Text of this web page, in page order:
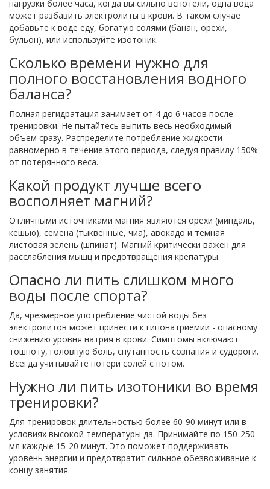
нагрузки более часа, когда вы сильно вспотели, одна вода
может разбавить электролиты в крови. В таком случае
добавьте к воде еду, богатую солями (банан, орехи,
бульон), или используйте изотоник.
Сколько времени нужно для
полного восстановления водного
баланса?
Полная регидратация занимает от 4 до 6 часов после
тренировки. Не пытайтесь выпить весь необходимый
объем сразу. Распределите потребление жидкости
равномерно в течение этого периода, следуя правилу 150%
от потерянного веса.
Какой продукт лучше всего
восполняет магний?
Отличными источниками магния являются орехи (миндаль,
кешью), семена (тыквенные, чиа), авокадо и темная
листовая зелень (шпинат). Магний критически важен для
расслабления мышц и предотвращения крепатуры.
Опасно ли пить слишком много
воды после спорта?
Да, чрезмерное употребление чистой воды без
электролитов может привести к гипонатриемии - опасному
снижению уровня натрия в крови. Симптомы включают
тошноту, головную боль, спутанность сознания и судороги.
Всегда учитывайте потери солей с потом.
Нужно ли пить изотоники во время
тренировки?
Для тренировок длительностью более 60-90 минут или в
условиях высокой температуры да. Принимайте по 150-250
мл каждые 15-20 минут. Это поможет поддерживать
уровень энергии и предотвратит сильное обезвоживание к
концу занятия.